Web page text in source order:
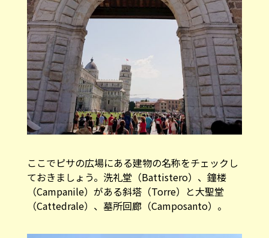
ここでピサの広場にある建物の名称をチェックし
ておきましょう。洗礼堂（Battistero）、鐘楼
（Campanile）がある斜塔（Torre）と大聖堂
（Cattedrale）、墓所回廊（Camposanto）。